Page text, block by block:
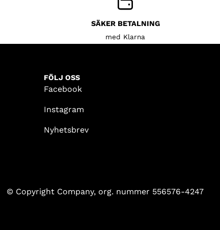
SÄKER BETALNING
med Klarna
FÖLJ OSS
Facebook
Instagram
Nyhetsbrev
© Copyright Company, org. nummer 556576-4247